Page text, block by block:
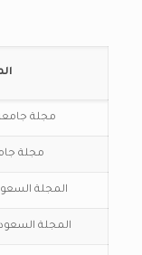
مجلة
مجلة
المجلة
المجلة